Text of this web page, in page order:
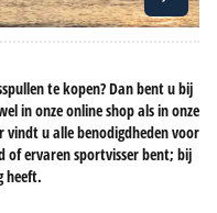
te kopen? Dan bent u bij
in onze online shop als in onze
vindt u alle benodigdheden voor
of ervaren sportvisser bent; bij
heeft.